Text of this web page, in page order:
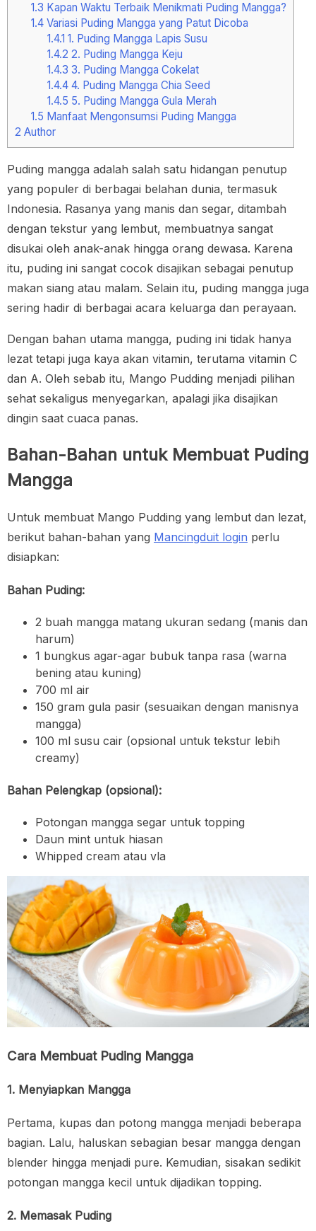
1.3 Kapan Waktu Terbaik Menikmati Puding Mangga?
1.4Variasi Puding Mangga yang Patut Dicoba
1.4.1 1. Puding Mangga Lapis Susu
1.4.2 2. Puding Mangga Keju
1.4.3 3. Puding Mangga Cokelat
1.4.44. Puding Mangga Chia Seed
1.4.5 5. Puding Mangga Gula Merah
1.5 Manfaat Mengonsumsi Puding Mangga
2 Author
Puding mangga adalah salah satu hidangan penutup
yang populer di berbagai belahan dunia, termasuk
Indonesia. Rasanya yang manis dan segar, ditambah
dengan tekstur yang lembut, membuatnya sangat
disukai oleh anak-anak hingga orang dewasa. Karena
itu, puding ini sangat cocok disajikan sebagai penutup
makan siang atau malam. Selain itu, puding mangga juga
sering hadir di berbagai acara keluarga dan perayaan.
Dengan bahan utama mangga, puding ini tidak hanya
lezat tetapi juga kaya akan vitamin, terutama vitamin C
dan A. Oleh sebab itu, Mango Pudding menjadi pilihan
sehat sekaligus menyegarkan, apalagi jika disajikan
dingin saat cuaca panas.
Bahan-Bahan untuk Membuat Puding
Mangga
Untuk membuat Mango Pudding yang lembut dan lezat,
berikut bahan-bahan yang Mancingduit login perlu
disiapkan:
Bahan Puding:
2 buah mangga matang ukuran sedang (manis dan
harum)
1 bungkus agar-agar bubuk tanpa rasa (warna
bening atau kuning)
700 ml air
150 gram gula pasir (sesuaikan dengan manisnya
mangga)
100 ml susu cair (opsional untuk tekstur lebih
creamy)
Bahan Pelengkap (opsional):
Potongan mangga segar untuk topping
Daun mint untuk hiasan
Whipped cream atau vla
Cara Membuat Puding Mangga
1. Menyiapkan Mangga
Pertama, kupas dan potong mangga menjadi beberapa
bagian. Lalu, haluskan sebagian besar mangga dengan
blender hingga menjadi pure. Kemudian, sisakan sedikit
potongan mangga kecil untuk dijadikan topping.
2. Memasak Puding